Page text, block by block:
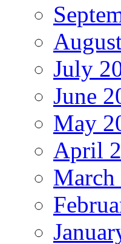
July
June
May
April
March